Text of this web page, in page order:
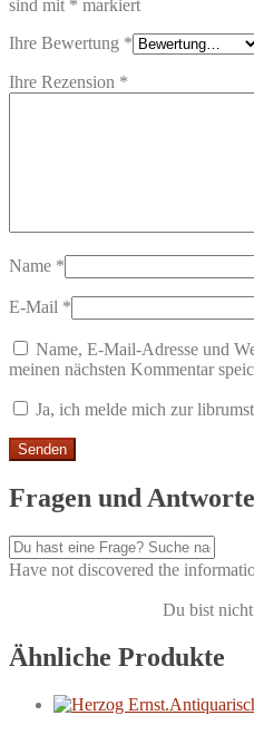
sind mit * markiert
Ihre Bewertung *
Ihre Rezension *
Name *
E-Mail *
Name, E-Mail-Adresse und
meinen nächsten Kommentar
Ja, ich melde mich zur
Fragen und
Have not discovered the
Du bist
Ähnliche Produkte